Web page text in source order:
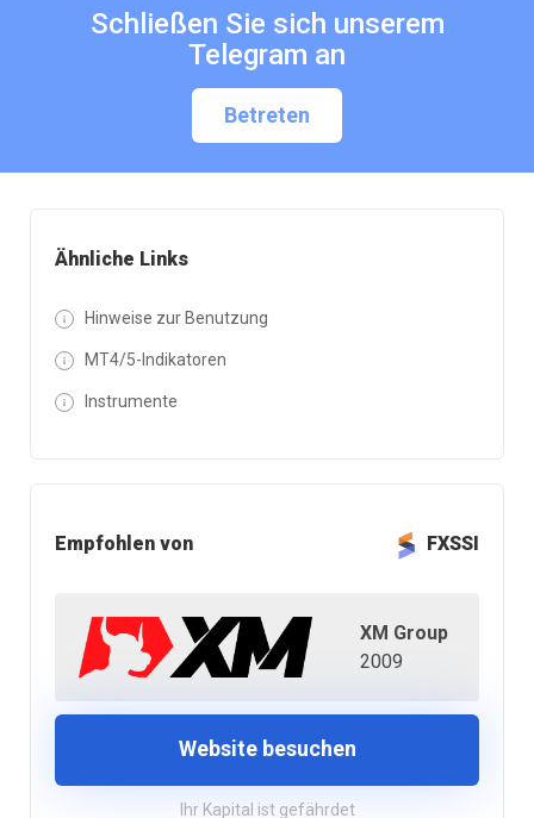
Ähnliche Links
Hinweise zur Benutzung
MT4/5-Indikatoren
Instrumente
Empfohlen von FXSSI
XM Group
2009
Website besuchen
Ihr Kapital ist gefährdet
Schließen Sie sich unserem
Telegram an
Betreten